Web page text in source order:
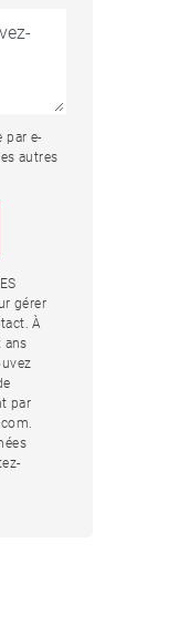
par e-
autres
gérer
À
ans
par